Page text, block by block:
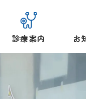
診療案内 お